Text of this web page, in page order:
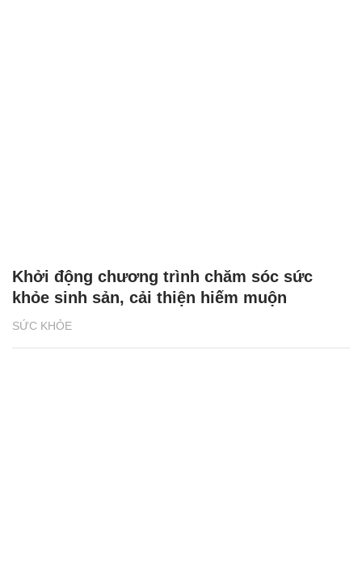
SỨC KHỎE
Khởi động chương trình chăm sóc sức
khỏe sinh sản, cải thiện hiếm muộn